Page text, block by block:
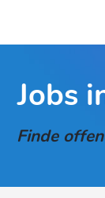
Jobs
Finde